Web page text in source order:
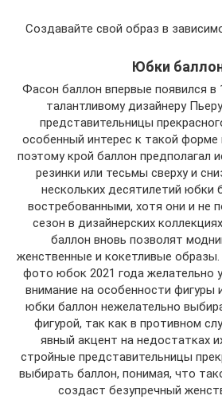
Создавайте свой образ в
Юбки
Фасон баллон впервые появился в
талантливому дизайнеру
представительницы
особенный интерес к такой форме
поэтому крой баллон предполагал
резинки или тесьмы сверху и
нескольких десятилетий юбки
востребованными, хотя они и не
сезон в дизайнерских
баллон вновь позволят
женственные и кокетливые
фото юбок 2021 года желательно
внимание на особенности фигуры
юбки баллон нежелательно
фигурой, так как в противном
явный акцент на недостатках
стройные представительницы
выбирать баллон, понимая, что
создаст безупречный